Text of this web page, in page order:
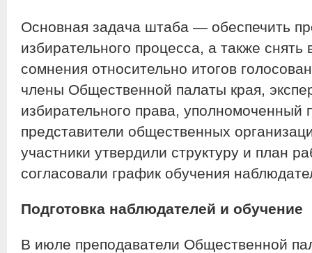
Основная задача штаба — обеспечить
избирательного процесса, а также
сомнения относительно итогов
члены Общественной палаты края,
избирательного права, уполномоченный
представители общественных
участники утвердили структуру и план
согласовали график обучения
Подготовка наблюдателей и обучение
В июле преподаватели Общественной